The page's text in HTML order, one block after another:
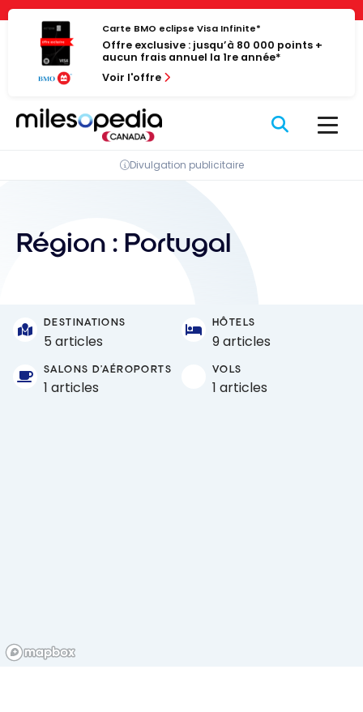
Panneau de gestion des cookies
Passer
contenu
Carte BMO eclipse Visa Infinite*
Offre exclusive : jusqu’à 80 000 points +
aucun frais annuel la 1re année*
Voir l'offre
Divulgation publicitaire
Région : Portugal
DESTINATIONS
5 articles
HÔTELS
9 articles
SALONS D'AÉROPORTS
1 articles
VOLS
1 articles